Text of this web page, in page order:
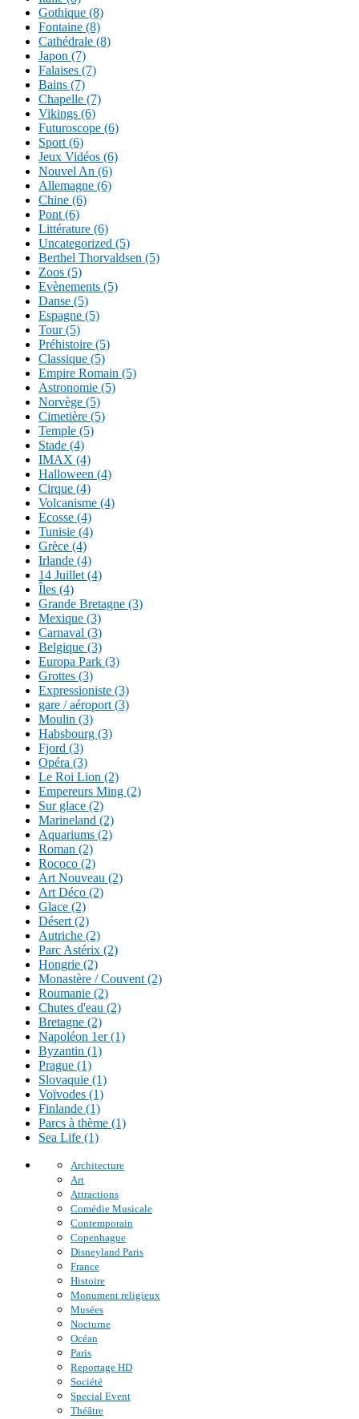
Gothique (8)
Fontaine (8)
Cathédrale (8)
Japon (7)
Falaises (7)
Bains (7)
Chapelle (7)
Vikings (6)
Futuroscope (6)
Sport (6)
Jeux Vidéos (6)
Nouvel An (6)
Allemagne (6)
Chine (6)
Pont (6)
Littérature (6)
Uncategorized (5)
Berthel Thorvaldsen (5)
Zoos (5)
Evènements (5)
Danse (5)
Espagne (5)
Tour (5)
Préhistoire (5)
Classique (5)
Empire Romain (5)
Astronomie (5)
Norvège (5)
Cimetière (5)
Temple (5)
Stade (4)
IMAX (4)
Halloween (4)
Cirque (4)
Volcanisme (4)
Ecosse (4)
Tunisie (4)
Grèce (4)
Irlande (4)
14 Juillet (4)
Îles (4)
Grande Bretagne (3)
Mexique (3)
Carnaval (3)
Belgique (3)
Europa Park (3)
Grottes (3)
Expressioniste (3)
gare / aéroport (3)
Moulin (3)
Habsbourg (3)
Fjord (3)
Opéra (3)
Le Roi Lion (2)
Empereurs Ming (2)
Sur glace (2)
Marineland (2)
Aquariums (2)
Roman (2)
Rococo (2)
Art Nouveau (2)
Art Déco (2)
Glace (2)
Désert (2)
Autriche (2)
Parc Astérix (2)
Hongrie (2)
Monastère / Couvent (2)
Roumanie (2)
Chutes d'eau (2)
Bretagne (2)
Napoléon 1er (1)
Byzantin (1)
Prague (1)
Slovaquie (1)
Voïvodes (1)
Finlande (1)
Parcs à thème (1)
Sea Life (1)
Architecture
Art
Attractions
Comédie Musicale
Contemporain
Copenhague
Disneyland Paris
France
Histoire
Monument religieux
Musées
Nocturne
Océan
Paris
Reportage HD
Société
Special Event
Théâtre